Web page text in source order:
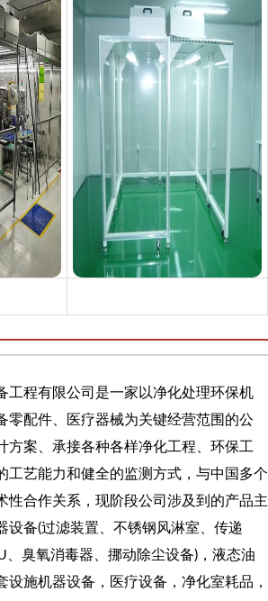
工程有限公司是一家以净化处理环保机
零配件、医疗器械为关键经营范围的公
方案、承接各种各样净化工程、环保工
工艺能力和健全的监测方式，与中国多个
性合作关系，现阶段公司涉及到的产品主
设备(过滤装置、不锈钢风淋室、传递
、臭氧消毒器、挪动除尘设备)，液态油
设施机器设备，医疗设备，净化室耗品，